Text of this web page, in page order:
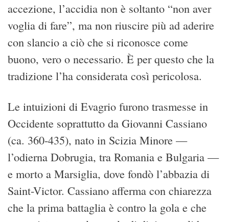
accezione, l’accidia non è soltanto “non aver
voglia di fare”, ma non riuscire più ad aderire
con slancio a ciò che si riconosce come
buono, vero o necessario. È per questo che la
tradizione l’ha considerata così pericolosa.
Le intuizioni di Evagrio furono trasmesse in
Occidente soprattutto da Giovanni Cassiano
(ca. 360-435), nato in Scizia Minore —
l’odierna Dobrugia, tra Romania e Bulgaria —
e morto a Marsiglia, dove fondò l’abbazia di
Saint-Victor. Cassiano afferma con chiarezza
che la prima battaglia è contro la gola e che